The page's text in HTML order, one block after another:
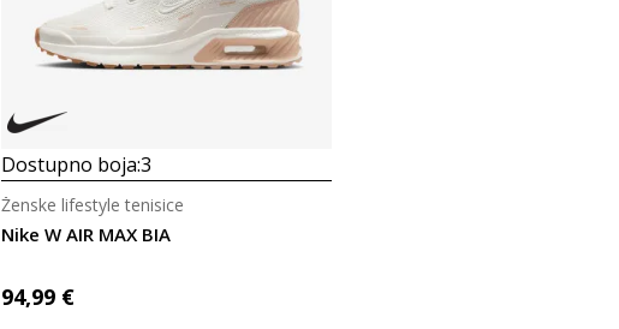
Dostupno boja:3
Nike W AIR MAX BIA
Ženske lifestyle tenisice
94,99 €